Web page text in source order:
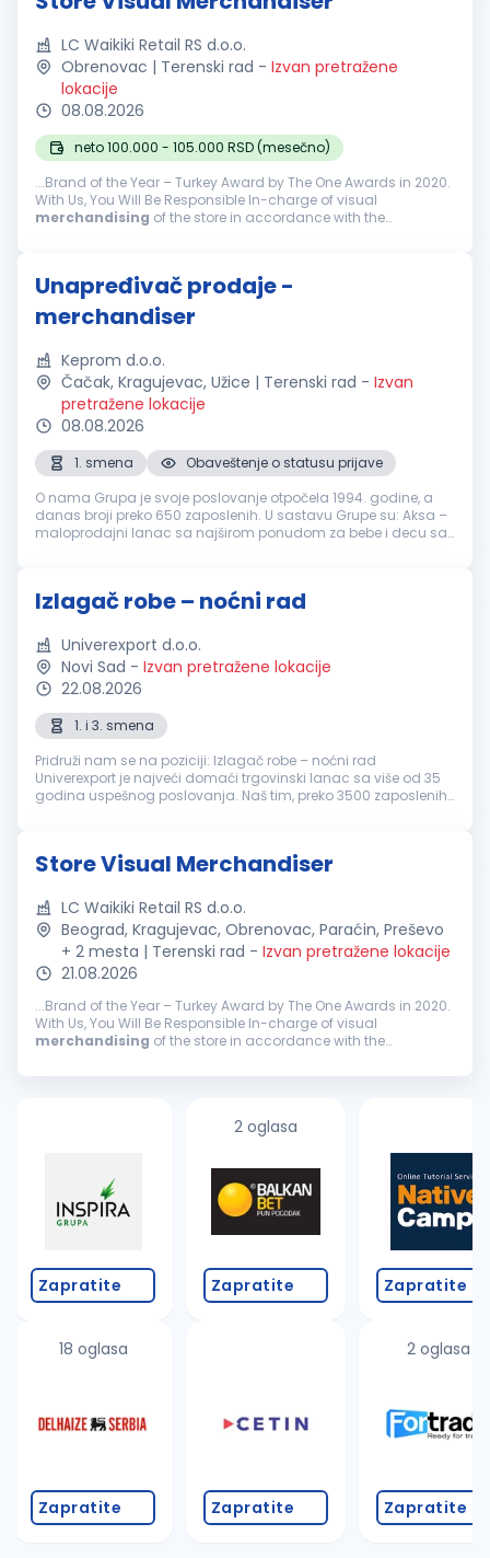
LC Waikiki Retail RS d.o.o.
Obrenovac | Terenski rad - Izvan pretražene
lokacije
08.08.2026
neto 100.000 - 105.000 RSD (mesečno)
...Brand of the Year – Turkey Award by The One Awards in 2020.
With Us, You Will Be Responsible In-charge of visual
merchandising of the store in accordance with the
Unapređivač prodaje -
merchandiser
Keprom d.o.o.
Čačak, Kragujevac, Užice | Terenski rad - Izvan
pretražene lokacije
08.08.2026
1. smena
Obaveštenje o statusu prijave
O nama Grupa je svoje poslovanje otpočela 1994. godine, a
danas broji preko 650 zaposlenih. U sastavu Grupe su: Aksa –
maloprodajni lanac sa najširom ponudom za bebe i decu sa
Izlagač robe – noćni rad
Univerexport d.o.o.
Novi Sad - Izvan pretražene lokacije
22.08.2026
1. i 3. smena
Pridruži nam se na poziciji: Izlagač robe – noćni rad
Univerexport je najveći domaći trgovinski lanac sa više od 35
godina uspešnog poslovanja. Naš tim, preko 3500 zaposlenih
Store Visual Merchandiser
LC Waikiki Retail RS d.o.o.
Beograd, Kragujevac, Obrenovac, Paraćin, Preševo
+ 2 mesta | Terenski rad - Izvan pretražene lokacije
21.08.2026
...Brand of the Year – Turkey Award by The One Awards in 2020.
With Us, You Will Be Responsible In-charge of visual
merchandising of the store in accordance with the
visual activities...
Zapratite
18 oglasa
Zapratite
2 oglasa
Zapratite
Zapratite
Zapratite
2 oglasa
Zapratite